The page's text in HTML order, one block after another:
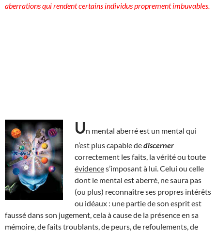
aberrations qui rendent certains individus proprement imbuvables.
Un mental aberré est un mental qui
n’est plus capable dediscerner
correctement les faits, la vérité ou toute
évidences’imposant à lui. Celui ou celle
dont le mental est aberré, ne saura pas
(ou plus) reconnaître ses propres intérêts
ou idéaux : une partie de son esprit est
faussé dans son jugement, cela à cause de la présence en sa
mémoire, de faits troublants, de peurs, de refoulements, de